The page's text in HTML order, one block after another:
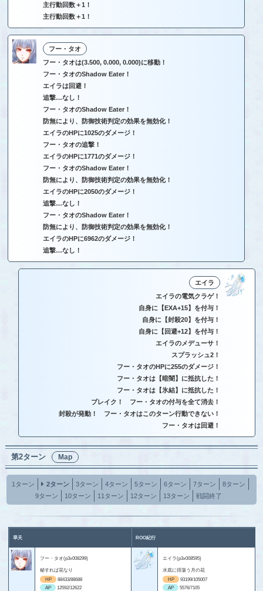
主行動回数＋1！
主行動回数＋1！
フー・タオ
フー・タオは(3.500, 0.000, 0.000)に移動！
フー・タオのShadow Eater！
エイラは回避！
追撃…なし！
フー・タオのShadow Eater！
防無により、防御技術判定の効果を無効化！
エイラのHPに1025のダメージ！
フー・タオの追撃！
エイラのHPに1771のダメージ！
フー・タオのShadow Eater！
防無により、防御技術判定の効果を無効化！
エイラのHPに2050のダメージ！
追撃…なし！
フー・タオのShadow Eater！
防無により、防御技術判定の効果を無効化！
エイラのHPに6962のダメージ！
追撃…なし！
エイラ
エイラの電気クラゲ！
自身に【EXA+15】を付与！
自身に【封殺20】を付与！
自身に【回避+12】を付与！
エイラのメデューサ！
スプラッシュ2！
フー・タオのHPに255のダメージ！
フー・タオは【暗闇】に抵抗した！
フー・タオは【氷結】に抵抗した！
ブレイク！ フー・タオの付与を全て消去！
封殺が発動！ フー・タオはこのターン行動できない！
フー・タオは回避！
第2ターン Map
1ターン 2ターン 3ターン 4ターン 5ターン 6ターン 7ターン
8ターン
9ターン
10ターン 11ターン 12ターン 13ターン 戦闘終了
旱天 ROO紀行
フー・タオ(p3x008299)
秘すれば花なり
HP
88433/88688
AP
12592/12622
エイラ(p3x008595)
水底に揺蕩う月の花
HP
93199/105007
AP
5576/7105